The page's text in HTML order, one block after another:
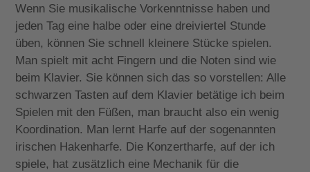
Wenn Sie musikalische Vorkenntnisse haben und
jeden Tag eine halbe oder eine dreiviertel Stunde
üben, können Sie schnell kleinere Stücke spielen.
Man spielt mit acht Fingern und die Noten sind wie
beim Klavier. Sie können sich das so vorstellen: Alle
schwarzen Tasten auf dem Klavier betätige ich beim
Spielen mit den Füßen, man braucht also ein wenig
Koordination. Man lernt Harfe auf der sogenannten
irischen Hakenharfe. Die Konzertharfe, auf der ich
spiele, hat zusätzlich eine Mechanik für die